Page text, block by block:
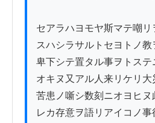
セアラハヨモヤ斯マテ嘲
スハシラサルトセヨトノ
卑下シテ置タル事ヲトステ
オキヌ又アル人来リケリ大
苦患ノ噺シ数刻ニオヨヒヌ
レカ存意ヲ語リアイコノ